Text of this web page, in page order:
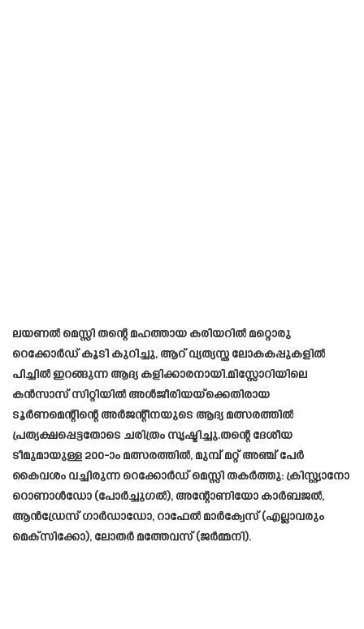
ലയണൽ മെസ്സി തന്റെ മഹത്തായ കരിയറിൽ മറ്റൊരു
റെക്കോർഡ് കൂടി കുറിച്ചു, ആറ് വ്യത്യസ്ത ലോകകപ്പുകളിൽ
പിച്ചിൽ ഇറങ്ങുന്ന ആദ്യ കളിക്കാരനായി.മിസ്സോറിയിലെ
കൻസാസ് സിറ്റിയിൽ അൾജീരിയയ്‌ക്കെതിരായ
ടൂർണമെന്റിന്റെ അർജന്റീനയുടെ ആദ്യ മത്സരത്തിൽ
പ്രത്യക്ഷപ്പെട്ടതോടെ ചരിത്രം സൃഷ്ടിച്ചു.തന്റെ ദേശീയ
ടീമുമായുള്ള 200-ാം മത്സരത്തിൽ, മുമ്പ് മറ്റ് അഞ്ച് പേർ
കൈവശം വച്ചിരുന്ന റെക്കോർഡ് മെസ്സി തകർത്തു: ക്രിസ്റ്റ്യാനോ
റൊണാൾഡോ (പോർച്ചുഗൽ), അന്റോണിയോ കാർബജൽ,
ആൻഡ്രേസ് ഗാർഡാഡോ, റാഫേൽ മാർക്വേസ് (എല്ലാവരും
മെക്സിക്കോ), ലോതർ മത്തേവസ് (ജർമ്മനി).